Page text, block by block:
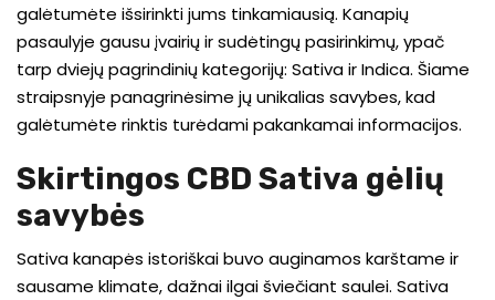
galėtumėte išsirinkti jums tinkamiausią. Kanapių
pasaulyje gausu įvairių ir sudėtingų pasirinkimų, ypač
tarp dviejų pagrindinių kategorijų: Sativa ir Indica. Šiame
straipsnyje panagrinėsime jų unikalias savybes, kad
galėtumėte rinktis turėdami pakankamai informacijos.
Skirtingos CBD Sativa gėlių
savybės
Sativa kanapės istoriškai buvo auginamos karštame ir
sausame klimate, dažnai ilgai šviečiant saulei. Sativa